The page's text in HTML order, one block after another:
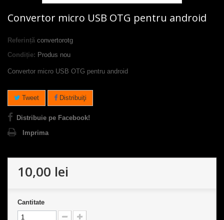
Convertor micro USB OTG pentru android
Referință convertorotg
Condiție: Produs nou
Convertor micro USB OTG pentru android
Tweet Distribuiţi
Distribuie pe Facebook!
Imprima
10,00 lei
Cantitate